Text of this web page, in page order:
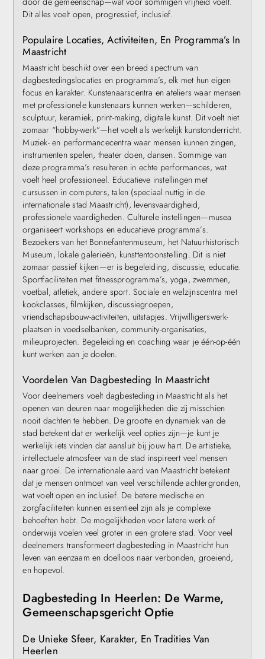
Dit alles voelt open, progressief, inclusief.
Populaire Locaties, Activiteiten, En Programma’s In
Maastricht
Maastricht beschikt over een breed spectrum van
dagbestedingslocaties en programma’s, elk met hun eigen
focus en karakter. Kunstenaarscentra en ateliers waar mensen
met professionele kunstenaars kunnen werken—schilderen,
sculptuur, keramiek, print-making, digitale kunst. Dit voelt niet
zomaar “hobby-werk”—het voelt als werkelijk kunstonderricht.
Muziek- en performancecentra waar mensen kunnen zingen,
instrumenten spelen, theater doen, dansen. Sommige van
deze programma’s resulteren in echte performances, wat
voelt heel professioneel. Educatieve instellingen met
cursussen in computers, talen (speciaal nuttig in de
internationale stad Maastricht), levensvaardigheid,
professionele vaardigheden. Culturele instellingen—musea
organiseert workshops en educatieve programma’s.
Bezoekers van het Bonnefantenmuseum, het Natuurhistorisch
Museum, lokale galerieën, kunsttentoonstelling. Dit is niet
zomaar passief kijken—er is begeleiding, discussie, educatie.
Sportfaciliteiten met fitnessprogramma’s, yoga, zwemmen,
voetbal, atletiek, andere sport. Sociale en welzijnscentra met
kookclasses, filmkijken, discussiegroepen,
vriendschapsbouw-activiteiten, uitstapjes. Vrijwilligerswerk-
plaatsen in voedselbanken, community-organisaties,
milieuprojecten. Begeleiding en coaching waar je één-op-één
kunt werken aan je doelen.
Voordelen Van Dagbesteding In Maastricht
Voor deelnemers voelt dagbesteding in Maastricht als het
openen van deuren naar mogelijkheden die zij misschien
nooit dachten te hebben. De grootte en dynamiek van de
stad betekent dat er werkelijk veel opties zijn—je kunt je
werkelijk iets vinden dat aansluit bij jouw hart. De artistieke,
intellectuele atmosfeer van de stad inspireert veel mensen
naar groei. De internationale aard van Maastricht betekent
dat je mensen ontmoet van veel verschillende achtergronden,
wat voelt open en inclusief. De betere medische en
zorgfaciliteiten kunnen essentieel zijn als je complexe
behoeften hebt. De mogelijkheden voor latere werk of
onderwijs voelen veel groter in een grotere stad. Voor veel
deelnemers transformeert dagbesteding in Maastricht hun
leven van eenzaam en doelloos naar verbonden, groeiend,
en hopevol.
Dagbesteding In Heerlen: De Warme,
Gemeenschapsgericht Optie
De Unieke Sfeer, Karakter, En Tradities Van
Heerlen